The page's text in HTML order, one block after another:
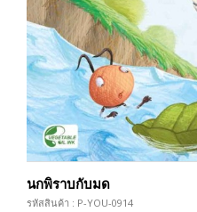
นกพิราบกับมด
รหัสสินค้า : P-YOU-0914